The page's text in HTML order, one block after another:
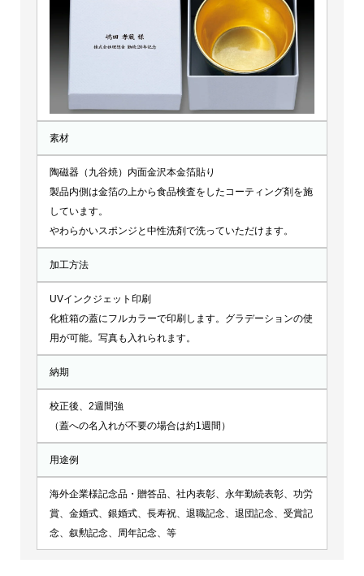
素材
陶磁器（九谷焼）内面金沢本金箔貼り
製品内側は金箔の上から食品検査をしたコーティング剤を施
しています。
やわらかいスポンジと中性洗剤で洗っていただけます。
加工方法
UVインクジェット印刷
化粧箱の蓋にフルカラーで印刷します。グラデーションの使
用が可能。写真も入れられます。
納期
校正後、2週間強
（蓋への名入れが不要の場合は約1週間）
用途例
海外企業様記念品・贈答品、社内表彰、永年勤続表彰、功労
賞、金婚式、銀婚式、長寿祝、退職記念、退団記念、受賞記
念、叙勲記念、周年記念、等